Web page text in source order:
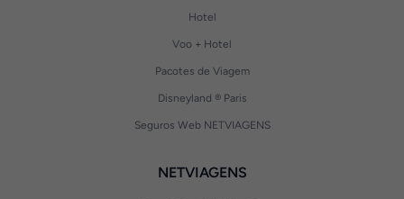
Hotel
Voo + Hotel
Pacotes de Viagem
Disneyland ® Paris
Seguros Web NETVIAGENS
NETVIAGENS